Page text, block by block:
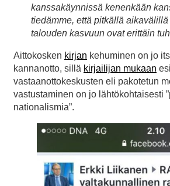
kanssakäynnissä kenenkään
tiedämme, että pitkällä
talouden kasvuun ovat erittäin
Aittokosken kirjan kehuminen on jo
kannanotto, sillä kirjailijan mukaan
vastaanottokeskusten eli pakotetun
vastustaminen on jo lähtökohtaisesti
nationalismia”.